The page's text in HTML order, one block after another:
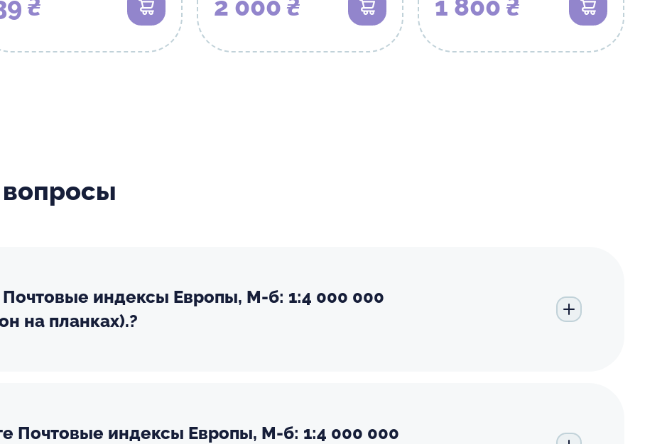
₴ В корзину 2 000 ₴ В корзину 1 800 ₴ В корзину
Почтовые индексы Европы, М-б: 1:4 000 000
на планках).?
Почтовые индексы Европы, М-б: 1:4 000 000